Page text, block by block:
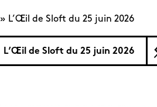
» L’Œil de Sloft du 25 juin 2026
L’Œil de Sloft du 25 juin 2026